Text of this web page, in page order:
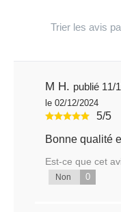
Trier les avis
M H. publié
le 02/12/2024
5/5
Bonne qualité
Est-ce que cet
Non 0